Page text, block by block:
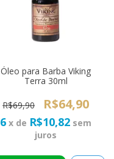
Óleo para Barba Viking
Terra 30ml
R$69,90 R$64,90
6 x de R$10,82 sem
juros